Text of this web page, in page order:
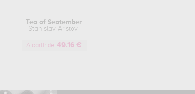
Tea of September
Stanislav Aristov
A partir de 49.16 €